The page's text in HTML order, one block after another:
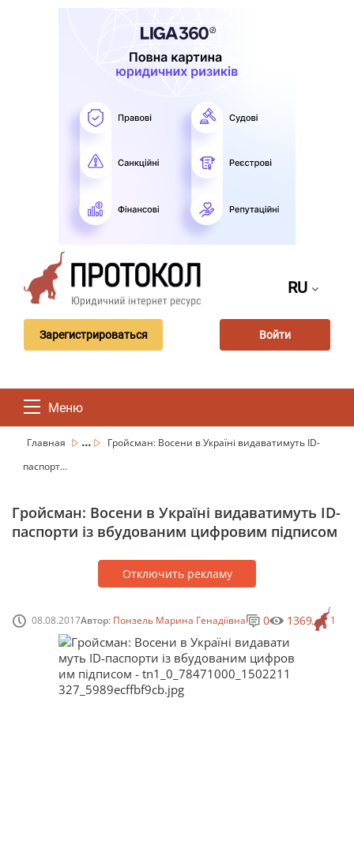
RU
Зарегистрироваться Войти
Меню
Главная ...
Гройсман: Восени в Україні видаватимуть ID-
паспорт...
Гройсман: Восени в Україні видаватимуть ID-
паспорти із вбудованим цифровим підписом
Отключить рекламу
08.08.2017Автор: Понзель Марина Генадіївна 1
0 1369